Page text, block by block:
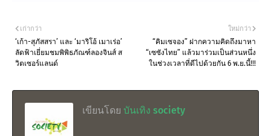
ใหม่กว่า
“คิมเซจอง” ฝากความคิดถึงมาหา
“เซซังไทย” แล้วมาร่วมเป็นส่วนหนึ่ง
ในช่วงเวลาที่ดีไปด้วยกัน 6 พ.ย.นี้!!!
เก่ากว่า
‘เก้า-สุภัสสรา’ และ ‘มาริโอ้ เมาเร่อ’
ลัดฟ้าเยี่ยมชมพิพิธภัณฑ์ลองจินส์ ส
วิตเซอร์แลนด์
เขียนโดย บันเทิง society